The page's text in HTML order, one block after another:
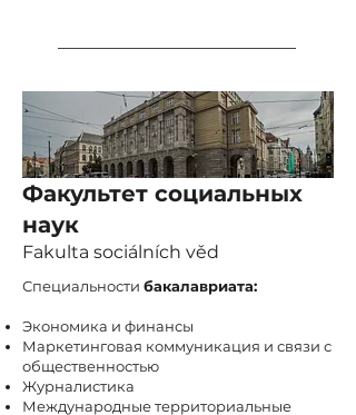
Факультет социальных
наук
Fakulta sociálních věd
Специальности бакалавриата:
Экономика и финансы
Маркетинговая коммуникация и связи с
общественностью
Журналистика
Международные территориальные